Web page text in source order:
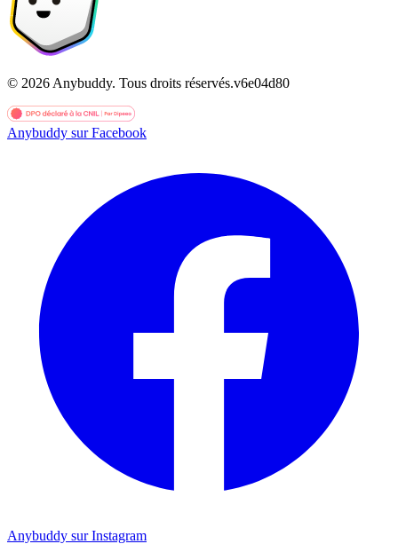
© 2026 Anybuddy. Tous droits réservés.v6e04d80
Anybuddy sur Facebook
Anybuddy sur Instagram